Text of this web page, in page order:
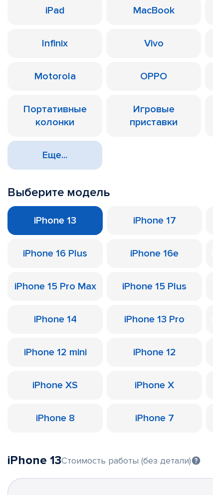
iPad MacBook
Infinix Vivo
Motorola OPPO
Портативные
колонки
Игровые
приставки
Еще...
Выберите модель
iPhone 13 iPhone 17
iPhone 16 Plus iPhone 16e
iPhone 15 Pro Max iPhone 15 Plus
iPhone 14 iPhone 13 Pro
iPhone 12 mini iPhone 12
iPhone XS iPhone X
iPhone 8 iPhone 7
iPhone 13Стоимость работы (без детали)